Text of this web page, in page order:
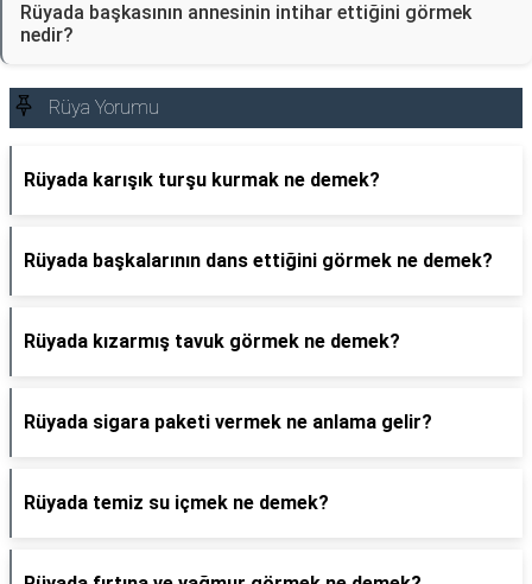
Rüyada başkasının annesinin intihar ettiğini görmek
nedir?
Rüya Yorumu
Rüyada karışık turşu kurmak ne demek?
Rüyada başkalarının dans ettiğini görmek ne demek?
Rüyada kızarmış tavuk görmek ne demek?
Rüyada sigara paketi vermek ne anlama gelir?
Rüyada temiz su içmek ne demek?